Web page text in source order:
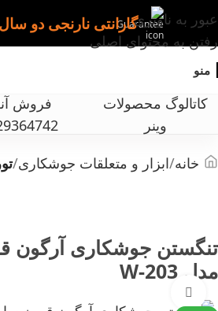
عبور به ناوبری
رفتن به محتوای اصلی
گارانتی نارنجی دو
منو
کاتالوگ محصولات
وینر
فروش
خانه ابزار و متعلقات جوشکاری
مدل W-203